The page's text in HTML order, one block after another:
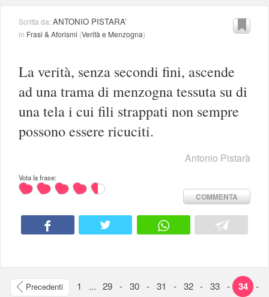
Scritta da:ANTONIO PISTARA’
in Frasi & Aforismi (Verità e Menzogna)
La verità, senza secondi fini, ascende
ad una trama di menzogna tessuta su di
una tela i cui fili strappati non sempre
possono essere ricuciti.
Antonio Pistarà
Vota la frase:
COMMENTA
Precedenti 1 ... 29 - 30 - 31 - 32 - 33 - 34 -